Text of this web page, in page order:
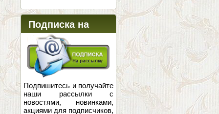
Подписка на
новости
Подпишитесь и получайте
наши рассылки с
новостями, новинками,
акциями для подписчиков,